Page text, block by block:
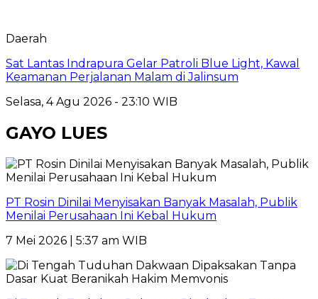
Daerah
Sat Lantas Indrapura Gelar Patroli Blue Light, Kawal
Keamanan Perjalanan Malam di Jalinsum
Selasa, 4 Agu 2026 - 23:10 WIB
GAYO LUES
PT Rosin Dinilai Menyisakan Banyak Masalah, Publik
Menilai Perusahaan Ini Kebal Hukum
7 Mei 2026 | 5:37 am WIB